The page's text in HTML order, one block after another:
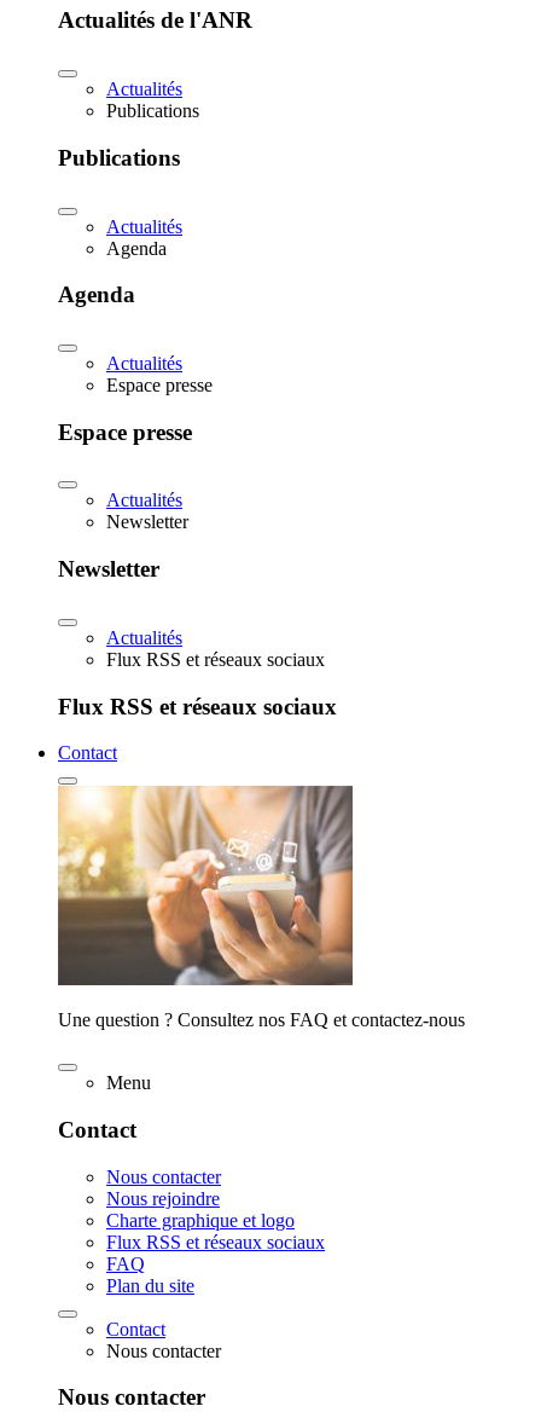
Actualités de l'ANR
Actualités
Publications
Publications
Actualités
Agenda
Agenda
Actualités
Espace presse
Espace presse
Actualités
Newsletter
Newsletter
Actualités
Flux RSS et réseaux sociaux
Flux RSS et réseaux sociaux
Contact
Une question ? Consultez nos FAQ et contactez-nous
Menu
Contact
Nous contacter
Nous rejoindre
Charte graphique et logo
Flux RSS et réseaux sociaux
FAQ
Plan du site
Contact
Nous contacter
Nous contacter